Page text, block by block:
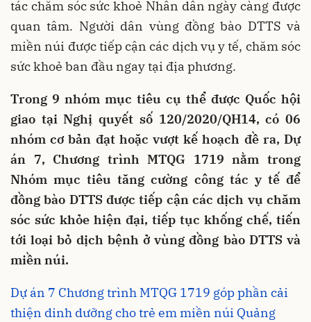
tác chăm sóc sức khoẻ Nhân dân ngày càng được
quan tâm. Người dân vùng đồng bào DTTS và
miền núi được tiếp cận các dịch vụ y tế, chăm sóc
sức khoẻ ban đầu ngay tại địa phương.
Trong 9 nhóm mục tiêu cụ thể được Quốc hội
giao tại Nghị quyết số 120/2020/QH14, có 06
nhóm cơ bản đạt hoặc vượt kế hoạch đề ra, Dự
án 7, Chương trình MTQG 1719 nằm trong
Nhóm mục tiêu tăng cường công tác y tế để
đồng bào DTTS được tiếp cận các dịch vụ chăm
sóc sức khỏe hiện đại, tiếp tục khống chế, tiến
tới loại bỏ dịch bệnh ở vùng đồng bào DTTS và
miền núi.
Dự án 7 Chương trình MTQG 1719 góp phần cải
thiện dinh dưỡng cho trẻ em miền núi Quảng